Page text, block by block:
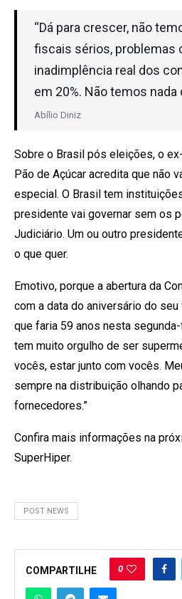
“Dá para crescer, não
fiscais sérios, problemas
inadimplência real dos
em 20%. Não temos nada
Abílio Diniz
Sobre o Brasil pós eleições, o
Pão de Açúcar acredita que não
especial. O Brasil tem
presidente vai governar sem os
Judiciário. Um ou outro
o que quer.
Emotivo, porque a abertura da
com a data do aniversário do
que faria 59 anos nesta
tem muito orgulho de ser
vocês, estar junto com vocês.
sempre na distribuição olhando
fornecedores.”
Confira mais informações na
SuperHiper.
POST NEWS
COMPARTILHE 0